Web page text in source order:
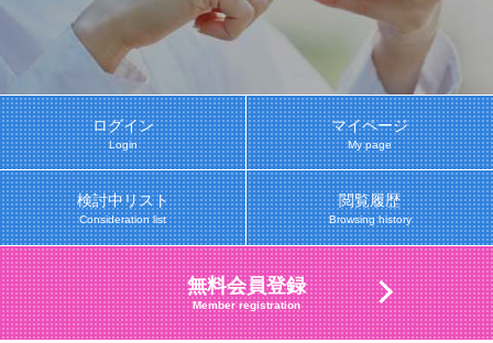
ログイン
Login
マイページ
My page
検討中リスト
Consideration list
閲覧履歴
Browsing history
無料会員登録
Member registration